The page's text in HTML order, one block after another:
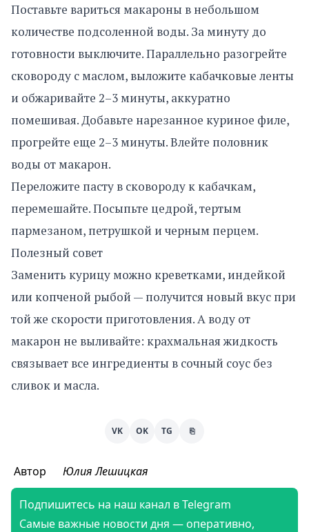
Поставьте вариться макароны в небольшом
количестве подсоленной воды. За минуту до
готовности выключите. Параллельно разогрейте
сковороду с маслом, выложите кабачковые ленты
и обжаривайте 2–3 минуты, аккуратно
помешивая. Добавьте нарезанное куриное филе,
прогрейте еще 2–3 минуты. Влейте половник
воды от макарон.
Переложите пасту в сковороду к кабачкам,
перемешайте. Посыпьте цедрой, тертым
пармезаном, петрушкой и черным перцем.
Полезный совет
Заменить курицу можно креветками, индейкой
или копченой рыбой — получится новый вкус при
той же скорости приготовления. А воду от
макарон не выливайте: крахмальная жидкость
связывает все ингредиенты в сочный соус без
сливок и масла.
VK OK TG ⎘
Автор Юлия Лешицкая
Подпишитесь на наш канал в Telegram
Самые важные новости дня — оперативно,